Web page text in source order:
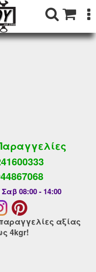
08:00 - 14:00
αξίας
4kgr!